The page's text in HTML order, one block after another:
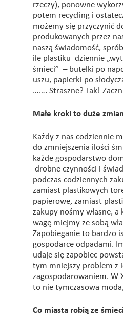
rzeczy), ponowne
potem recycling i
możemy się przyczynić
produkowanych przez
naszą świadomość,
ile plastiku dziennie
śmieci” – butelki po
uszu, papierki po
……. Straszne? Tak!
Małe kroki to duże
Każdy z nas codziennie
do zmniejszenia ilości
każde gospodarstwo
drobne czynności i
podczas codziennych
zamiast plastikowych
papierowe, zamiast
zakupy nośmy własne, a
wagę miejmy ze sobą
Zapobieganie to bardzo
gospodarce odpadami.
udaje się zapobiec
tym mniejszy problem z
zagospodarowaniem. W
to nie tymczasowa
Co miasta robią ze